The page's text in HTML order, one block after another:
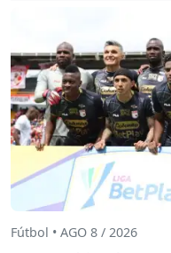
Fútbol • AGO 8 / 2026